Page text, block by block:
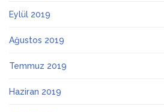
Eylül 2019
Ağustos 2019
Temmuz 2019
Haziran 2019